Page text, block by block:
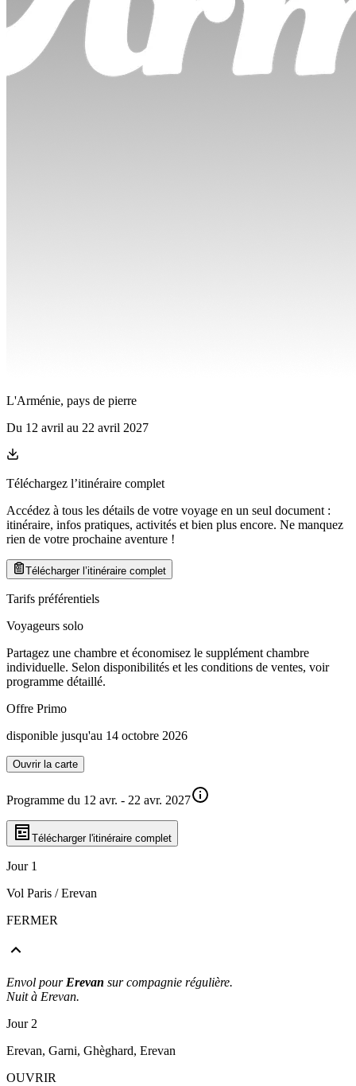
L'Arménie, pays de pierre
Du 12 avril au 22 avril 2027
Téléchargez l’itinéraire complet
Accédez à tous les détails de votre voyage en un seul document :
itinéraire, infos pratiques, activités et bien plus encore. Ne manquez
rien de votre prochaine aventure !
Télécharger l’itinéraire complet
Tarifs préférentiels
Voyageurs solo
Partagez une chambre et économisez le supplément chambre
individuelle. Selon disponibilités et les conditions de ventes, voir
programme détaillé.
Offre Primo
disponible jusqu'au 14 octobre 2026
Ouvrir la carte
Programme du 12 avr. - 22 avr. 2027
Télécharger l'itinéraire complet
Jour 1
Vol Paris / Erevan
FERMER
Envol pour Erevan sur compagnie régulière.
Nuit à Erevan.
Jour 2
Erevan, Garni, Ghèghard, Erevan
OUVRIR